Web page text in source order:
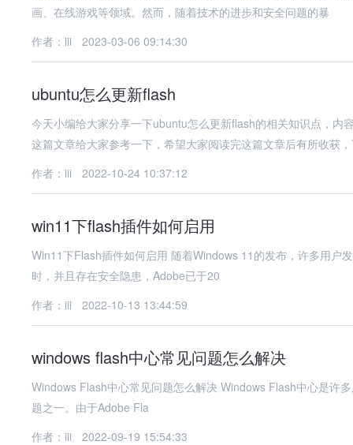
画、在线游戏等领域。然而，随着技术的进步和安全问题的暴
作者：iii
2023-03-06 09:14:30
ubuntu怎么更新flash
今天小编给大家分享一下ubuntu怎么更新flash的相关知识点，
这篇文章给大家参考一下，希望大家阅读完这篇文章后有所收获
作者：iii
2022-10-24 10:37:12
win11下flash插件如何启用
Win11下Flash插件如何启用 随着Windows 11的发布，许多用户发现系统默认不再支持Adobe Flash Player。由于Flash技术已经过
时，并且存在安全隐患，Adobe已于20
作者：iii
2022-10-13 13:44:59
windows flash中心常见问题怎么解决
Windows Flash中心常见问题怎么解决 Windows Flash中心是许多用户在Windows操作系统上使用Adobe Flash Player时经常遇到的问
题之一。由于Adobe Fla
作者：iii
2022-09-19 15:54:33